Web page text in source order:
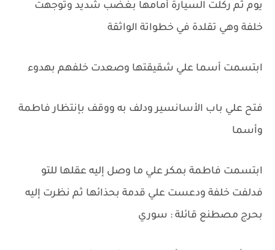
يوم ثم ركلت السيارة أمامها بغضب شديد وتوجهت
خلفة وهي تقلدة في خطواتة الواثقة
ابتسمت أسما علي شقيقتها وصعدت خلفهم بهدوء
فتح علي باب الأسانسير ودلف به ووقف بإنتظار فاطمة
وأسما
ابتسمت فاطمة بمكر علي ما وصل إليه عقلها للتو
فدلفت خلفة ودعست علي قدمة بحذائها ثم نظرت إليه
بحرج مصطنع قائلة : سوري